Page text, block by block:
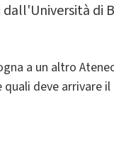
di
a un altro
deve